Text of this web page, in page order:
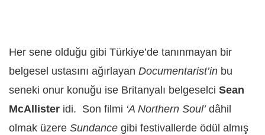
Her sene olduğu gibi Türkiye’de tanınmayan bir
belgesel ustasını ağırlayan Documentarist’in bu
seneki onur konuğu ise Britanyalı belgeselci Sean
McAllister idi. Son filmi ‘A Northern Soul’dâhil
olmak üzere Sundance gibi festivallerde ödül almış